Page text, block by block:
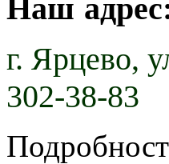
Наш
г. Ярцево,
302-38-83